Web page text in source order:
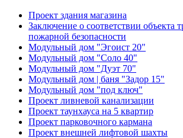
Проект здания магазина
Заключение о соответствии объекта
пожарной безопасности
Модульный дом "Эгоист 20"
Модульный дом "Соло 40"
Модульный дом "Дуэт 70"
Модульный дом | баня "Задор 15"
Модульный дом "под ключ"
Проект ливневой канализации
Проект таунхауса на 5 квартир
Проект парковочного кармана
Проект внешней лифтовой шахты